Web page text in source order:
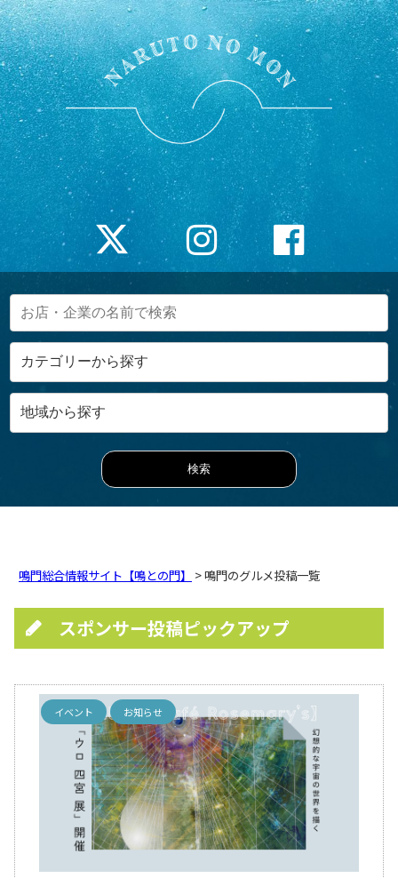
鳴門総合情報サイト【鳴との門】 > 鳴門のグルメ投稿一覧
スポンサー投稿ピックアップ
イベント お知らせ